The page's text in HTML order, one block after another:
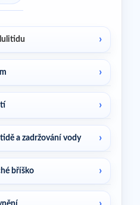
a zadržování vody
bříško